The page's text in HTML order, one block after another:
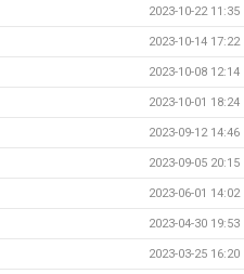
2023-10-22 11:35
2023-10-14 17:22
2023-10-08 12:14
2023-10-01 18:24
2023-09-12 14:46
2023-09-05 20:15
2023-06-01 14:02
2023-04-30 19:53
2023-03-25 16:20